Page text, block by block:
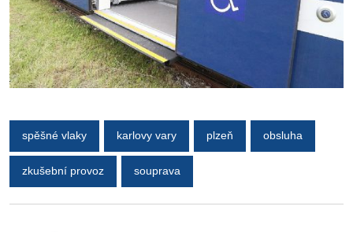
spěšné vlaky karlovy vary plzeň obsluha
zkušební provoz souprava